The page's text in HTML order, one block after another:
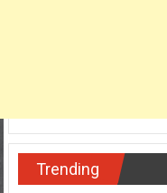
Trending